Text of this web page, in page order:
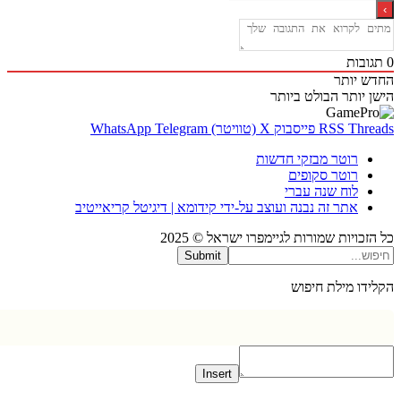
יותר
יותר הבולט ביותר
RSS פייסבוק X (טוויטר) WhatsApp Telegram
רוטר מבזקי חדשות
רוטר סקופים
לוח שנה עברי
אתר זה נבנה ועוצב על-ידי קידומא | דיגיטל קריאייטיב
שמורות לגיימפרו ישראל © 2025
Submit
מילת חיפוש
Insert